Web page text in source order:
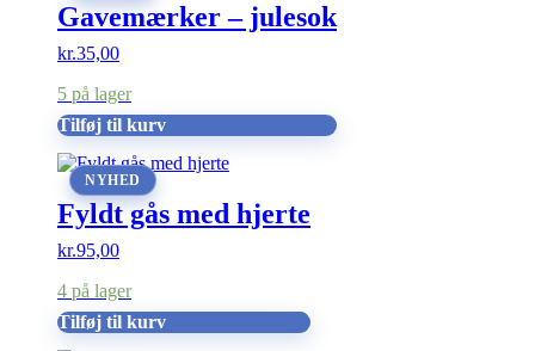
Gavemærker – julesok
kr.35,00
5 på lager
Tilføj til kurv
NYHED
Fyldt gås med hjerte
kr.95,00
4 på lager
Tilføj til kurv